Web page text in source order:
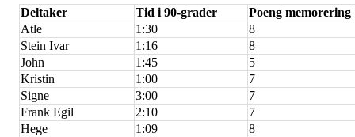
Deltaker Tid i 90-grader
Poeng memorering
Atle
1:30
8
Stein Ivar
1:16
8
John
1:45
5
Kristin
1:00
7
Signe
3:00
7
Frank Egil
2:10
7
Hege
1:09 8